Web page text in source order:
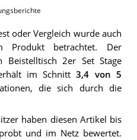
oder Vergleich wurde auch
Produkt betrachtet.
Der
Beistelltisch 2er Set Stage
im Schnitt3,4 von 5
die sich durch die
haben diesen Artikel bis
und im Netz bewertet.